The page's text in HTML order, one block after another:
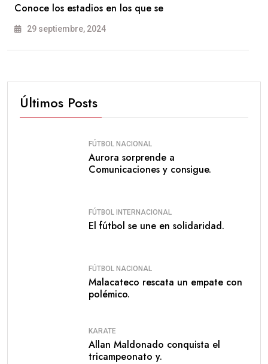
Conoce los estadios en los que se
29 septiembre, 2024
Últimos Posts
FÚTBOL NACIONAL
Aurora sorprende a
Comunicaciones y consigue.
FÚTBOL INTERNACIONAL
El fútbol se une en solidaridad.
FÚTBOL NACIONAL
Malacateco rescata un empate con
polémico.
KARATE
Allan Maldonado conquista el
tricampeonato y.